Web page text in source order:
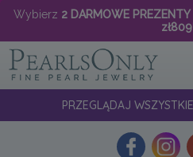
Wybierz 2 DARMOWE PREZENTY
zł809
PRZEGLĄDAJ